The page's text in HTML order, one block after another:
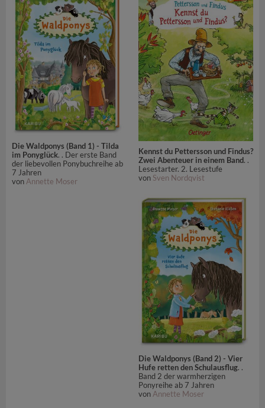
Die Waldponys (Band 1) - Tilda
im Ponyglück. . Der erste Band
der liebevollen Ponybuchreihe ab
7 Jahren
von Annette Moser
Kennst du Pettersson und Findus?
Zwei Abenteuer in einem Band. .
Lesestarter. 2. Lesestufe
von Sven Nordqvist
Die Waldponys (Band 2) - Vier
Hufe retten den Schulausflug. .
Band 2 der warmherzigen
Ponyreihe ab 7 Jahren
vonAnnette Moser